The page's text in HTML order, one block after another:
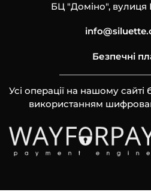
БЦ "Доміно", вулиця
Безпечні
Усі операції на нашому сайті
використанням